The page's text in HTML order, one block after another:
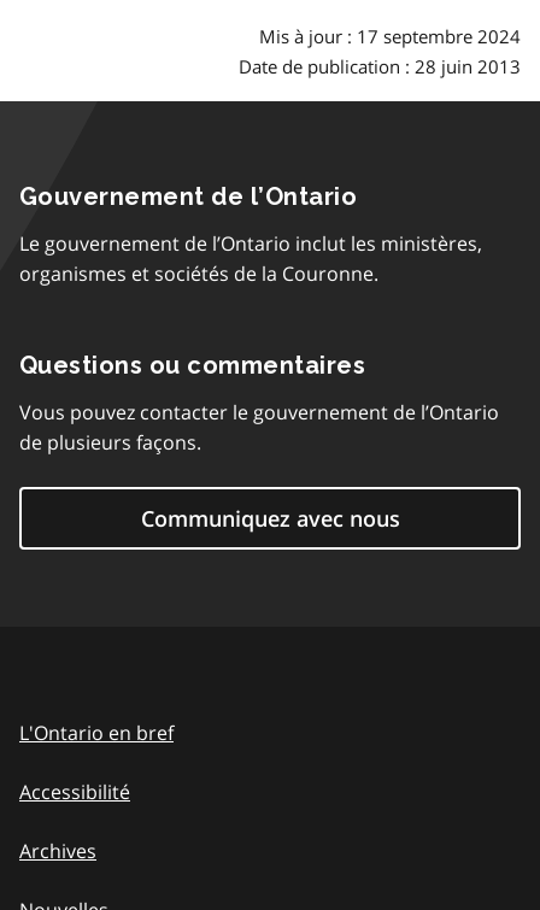
Mis à jour : 17 septembre 2024
Date de publication : 28 juin 2013
Gouvernement de l’Ontario
Le gouvernement de l’Ontario inclut les ministères,
organismes et sociétés de la Couronne.
Questions ou commentaires
Vous pouvez contacter le gouvernement de l’Ontario
de plusieurs façons.
Communiquez avec nous
L'Ontario en bref
Accessibilité
Archives